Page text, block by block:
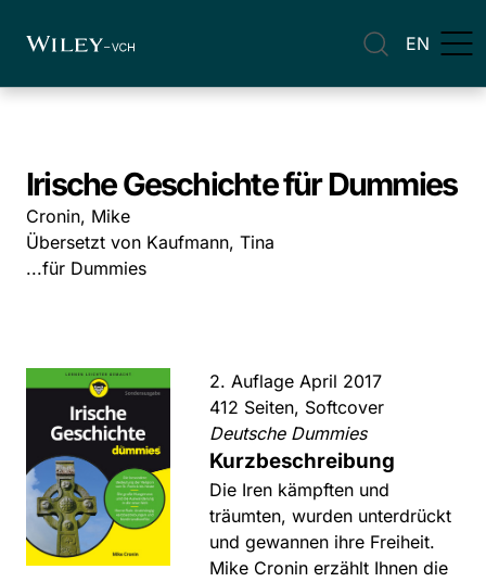
EN
Irische Geschichte für Dummies
Cronin, Mike
Übersetzt von Kaufmann, Tina
...für Dummies
2. Auflage April 2017
412 Seiten, Softcover
Deutsche Dummies
Kurzbeschreibung
Die Iren kämpften und
träumten, wurden unterdrückt
und gewannen ihre Freiheit.
Mike Cronin erzählt Ihnen die